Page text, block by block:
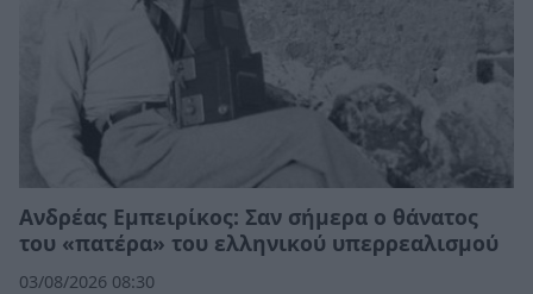
Ανδρέας Εμπειρίκος: Σαν σήμερα ο θάνατος
του «πατέρα» του ελληνικού υπερρεαλισμού
03/08/2026 08:30